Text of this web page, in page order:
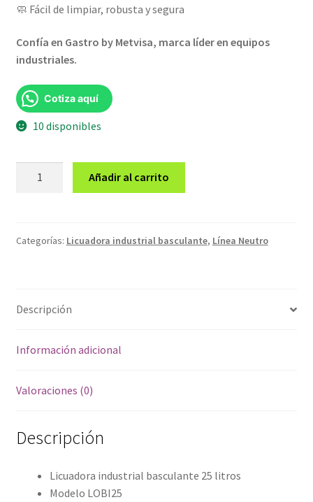
🧼 Fácil de limpiar, robusta y segura
Confía en Gastro by Metvisa, marca líder en equipos
industriales.
Cotiza aquí
10 disponibles
litros
Añadir al carrito
Categorías: Licuadora industrial basculante, Línea Neutro
Descripción
Información adicional
Valoraciones (0)
Descripción
Licuadora industrial basculante 25 litros
Modelo LOBI25